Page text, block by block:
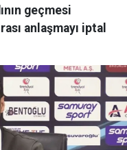
geçmesi
anlaşmayı iptal